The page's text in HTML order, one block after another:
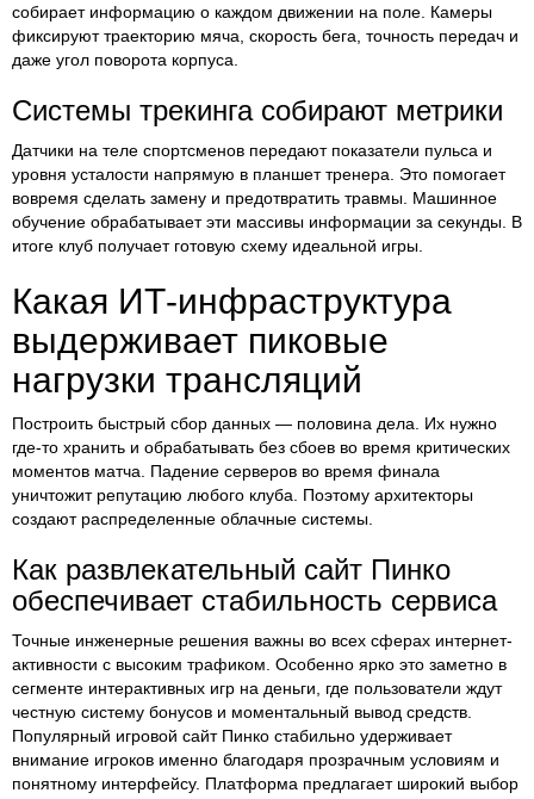
собирает информацию о каждом движении на поле. Камеры
фиксируют траекторию мяча, скорость бега, точность передач и
даже угол поворота корпуса.
Системы трекинга собирают метрики
Датчики на теле спортсменов передают показатели пульса и
уровня усталости напрямую в планшет тренера. Это помогает
вовремя сделать замену и предотвратить травмы. Машинное
обучение обрабатывает эти массивы информации за секунды. В
итоге клуб получает готовую схему идеальной игры.
Какая ИТ-инфраструктура
выдерживает пиковые
нагрузки трансляций
Построить быстрый сбор данных — половина дела. Их нужно
где-то хранить и обрабатывать без сбоев во время критических
моментов матча. Падение серверов во время финала
уничтожит репутацию любого клуба. Поэтому архитекторы
создают распределенные облачные системы.
Как развлекательный сайт Пинко
обеспечивает стабильность сервиса
Точные инженерные решения важны во всех сферах интернет-
активности с высоким трафиком. Особенно ярко это заметно в
сегменте интерактивных игр на деньги, где пользователи ждут
честную систему бонусов и моментальный вывод средств.
Популярный игровой сайт Пинко стабильно удерживает
внимание игроков именно благодаря прозрачным условиям и
понятному интерфейсу. Платформа предлагает широкий выбор